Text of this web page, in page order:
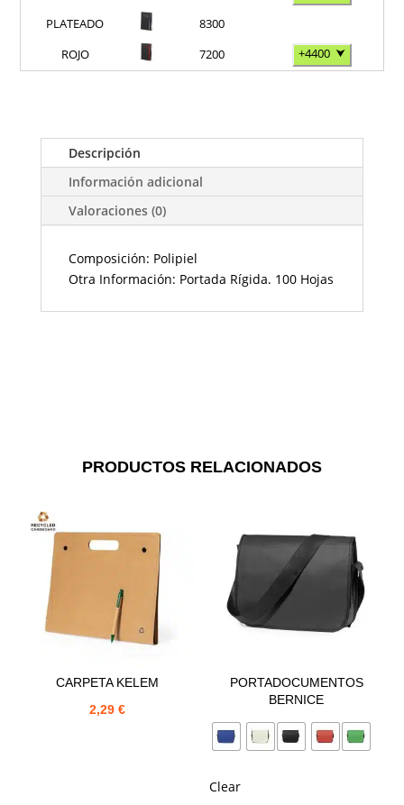
PLATEADO
8300
ROJO
7200 +4400 ⮟
Descripción
Información adicional
Valoraciones (0)
Composición: Polipiel
Otra Información: Portada Rígida. 100 Hojas
PRODUCTOS RELACIONADOS
CARPETA KELEM
2,29€
PORTADOCUMENTOS
BERNICE
Clear